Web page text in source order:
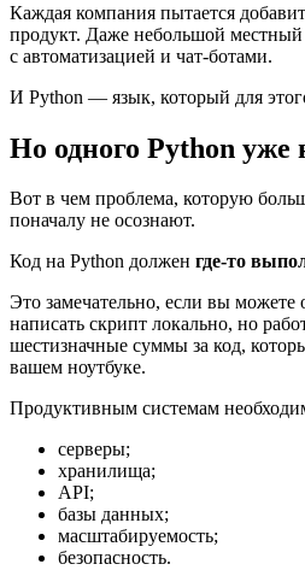
Каждая компания пытается
продукт. Даже небольшой местный
с автоматизацией и чат-ботами.
И Python — язык, который для
Но одного Python уже
Вот в чем проблема, которую
поначалу не осознают.
Код на Python должен где-то
Это замечательно, если вы можете
написать скрипт локально, но
шестизначные суммы за код,
вашем ноутбуке.
Продуктивным системам
серверы;
хранилища;
API;
базы данных;
масштабируемость;
безопасность.